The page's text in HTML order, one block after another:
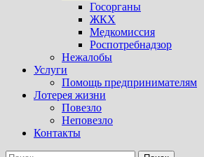
Госорганы
ЖКХ
Медкомиссия
Роспотребнадзор
Нежалобы
Услуги
Помощь предпринимателям
Лотерея жизни
Повезло
Неповезло
Контакты